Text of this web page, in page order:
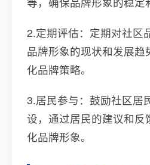
2.定期评估：定期对社区
品牌形象的现状和发展趋
化品牌策略。
3.居民参与：鼓励社区居
设，通过居民的建议和反
化品牌形象。